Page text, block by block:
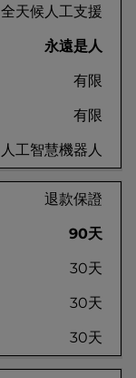
全天候人工支援
永遠是人
有限
有限
人工智慧機器人
退款保證
90天
30天
30天
30天